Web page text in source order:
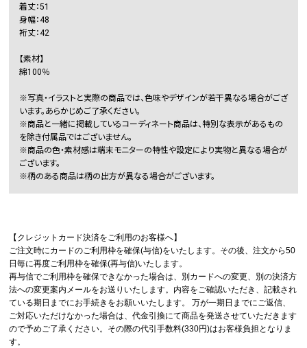
着丈：51
身幅：48
裄丈：42
【素材】
綿100％
※写真・イラストと実際の商品では、色味やデザインが若干異なる場合がござ
います。あらかじめご了承ください。
※商品と一緒に掲載しているコーディネート商品は、特別な表示があるもの
を除き付属品ではございません。
※商品の色・素材感は端末モニターの特性や設定により実物と異なる場合が
ございます。
※柄のある商品は柄の出方が異なる場合がございます。
【クレジットカード決済をご利用のお客様へ】
ご注文時にカードのご利用枠を確保(与信)をいたします。その後、注文から50
日毎に再度ご利用枠を確保(再与信)いたします。
再与信でご利用枠を確保できなかった場合は、別カードへの変更、別の決済方
法への変更案内メールをお送りいたします。内容をご確認いただき、記載され
ている期日までにお手続きをお願いいたします。 万が一期日までにご返信、
ご対応いただけなかった場合は、代金引換にて商品を発送させていただきます
ので予めご了承ください。その際の代引手数料(330円)はお客様負担となりま
す。